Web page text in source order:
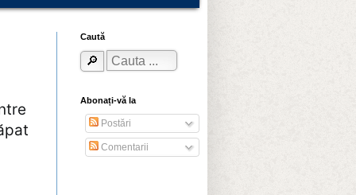
Caută
Abonați-vă la
Postări
Comentarii